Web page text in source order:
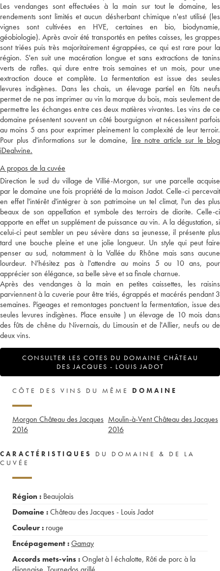
Les vendanges sont effectuées à la main sur tout le domaine, les
rendements sont limités et aucun désherbant chimique n'est utilisé (les
vignes sont cultivées en HVE, certaines en bio, biodynamie,
géobiologie). Après avoir été transportés en petites caisses, les grappes
sont triées puis très majoritairement égrappées, ce qui est rare pour la
région. S'en suit une macération longue et sans extractions de tanins
verts de rafles. qui dure entre trois semaines et un mois, pour une
extraction douce et complète. La fermentation est issue des seules
levures indigènes. Dans les chais, un élevage partiel en fûts neufs
permet de ne pas imprimer au vin la marque du bois, mais seulement de
permettre les échanges entre ces deux matières vivantes. Les vins de ce
domaine présentent souvent un côté bourguignon et nécessitent parfois
au moins 5 ans pour exprimer pleinement la complexité de leur terroir.
Pour plus d'informations sur le domaine, lire notre article sur le blog
iDealwine.
A propos de la cuvée
Direction le sud du village de Villié-Morgon, sur une parcelle acquise
par le domaine une fois propriété de la maison Jadot. Celle-ci percevait
en effet l'intérêt d'intégrer à son patrimoine un tel climat, l'un des plus
beaux de son appellation et symbole des terroirs de diorite. Celle-ci
apporte en effet un supplément de puissance au vin. A la dégustation, si
celui-ci peut sembler un peu sévère dans sa jeunesse, il présente plus
tard une bouche pleine et une jolie longueur. Un style qui peut faire
penser au sud, notamment à la Vallée du Rhône mais sans aucune
lourdeur. N'hésitez pas à l'attendre au moins 5 ou 10 ans, pour
apprécier son élégance, sa belle sève et sa finale charnue.
Après des vendanges à la main en petites caissettes, les raisins
parviennent à la cuverie pour être triés, égrappés et macérés pendant 3
semaines. Pigeages et remontages ponctuent la fermentation, issue des
seules levures indigènes. Place ensuite ) un élevage de 10 mois dans
des fûts de chêne du Nivernais, du Limousin et de l'Allier, neufs ou de
deux vins.
CONSULTER LES COTES DU DOMAINE CHÂTEAU
DES JACQUES - LOUIS JADOT
CÔTE DES VINS DU MÊME DOMAINE
Morgon Château des Jacques
2016
Moulin-à-Vent Château des Jacques
2016
CARACTÉRISTIQUES
DU DOMAINE & DE LA
CUVÉE
Région : Beaujolais
Domaine :Château des Jacques - Louis Jadot
Couleur : rouge
Encépagement :Gamay
Accords mets-vins :Onglet à l échalotte, Rôti de porc à la